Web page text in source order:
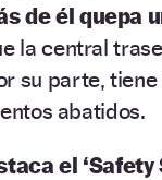
de él quepa
la central
su parte,
abatidos.
el ‘Safety